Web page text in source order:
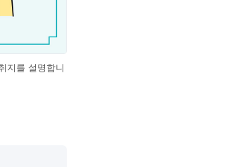
지를 설명합니